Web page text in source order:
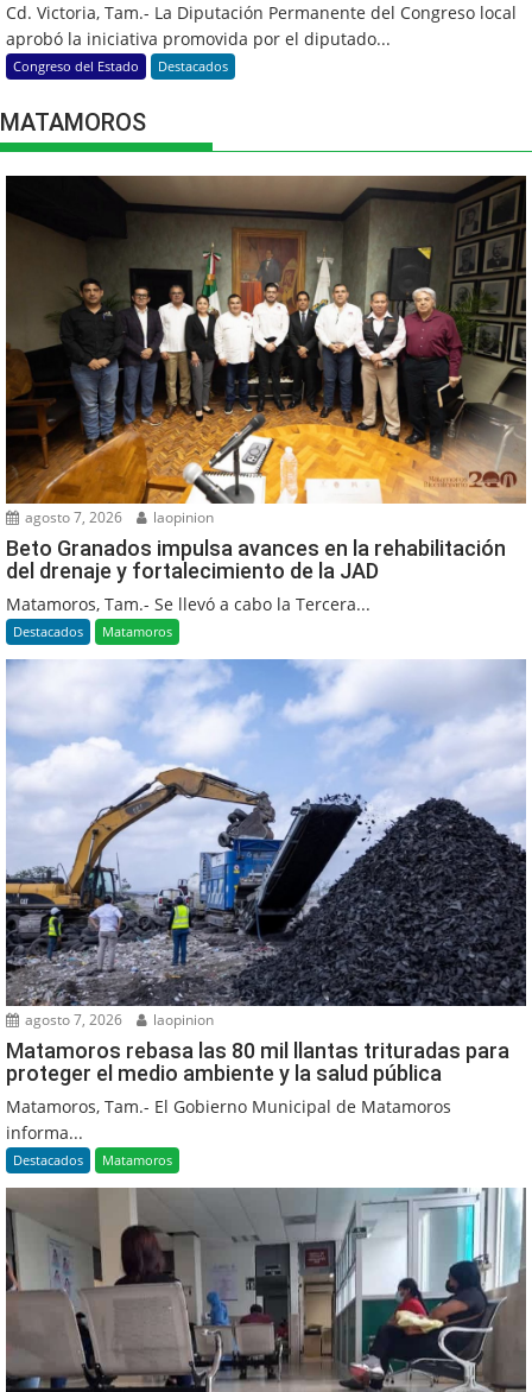
Cd. Victoria, Tam.- La Diputación Permanente del Congreso local
aprobó la iniciativa promovida por el diputado...
Congreso del Estado Destacados
MATAMOROS
agosto 7, 2026 laopinion
Beto Granados impulsa avances en la rehabilitación
del drenaje y fortalecimiento de la JAD
Matamoros, Tam.- Se llevó a cabo la Tercera...
Destacados Matamoros
agosto 7, 2026 laopinion
Matamoros rebasa las 80 mil llantas trituradas para
proteger el medio ambiente y la salud pública
Matamoros, Tam.- El Gobierno Municipal de Matamoros
informa...
Destacados Matamoros